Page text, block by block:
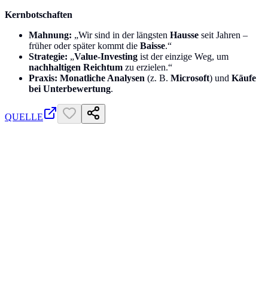
Kernbotschaften
Mahnung: „Wir sind in der längsten Hausse seit Jahren –
früher oder später kommt die Baisse.“
Strategie: „Value-Investing ist der einzige Weg, um
nachhaltigen Reichtum zu erzielen.“
Praxis: Monatliche Analysen (z. B. Microsoft) und Käufe
bei Unterbewertung.
QUELLE